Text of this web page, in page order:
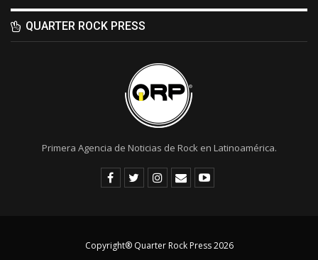
QUARTER ROCK PRESS
Primera Agencia de Noticias de Rock en Latinoamérica.
Copyright® Quarter Rock Press 2026